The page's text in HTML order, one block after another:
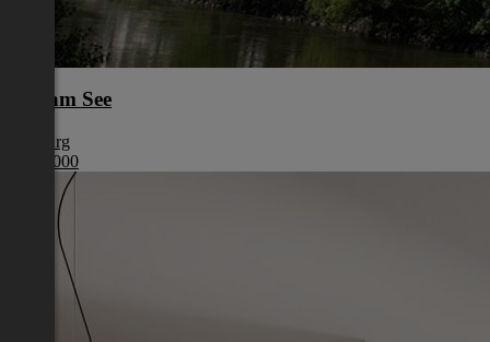
Zell am See
Salzburg
€ 418 000